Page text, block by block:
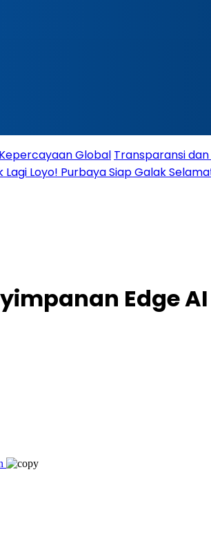
Global Transparansi dan
Lagi Loyo! Purbaya Siap Galak
Edge AI